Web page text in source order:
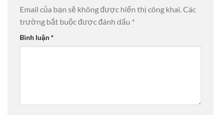
Email của bạn sẽ không được hiển thị công khai.Các
trường bắt buộc được đánh dấu *
Bình luận*